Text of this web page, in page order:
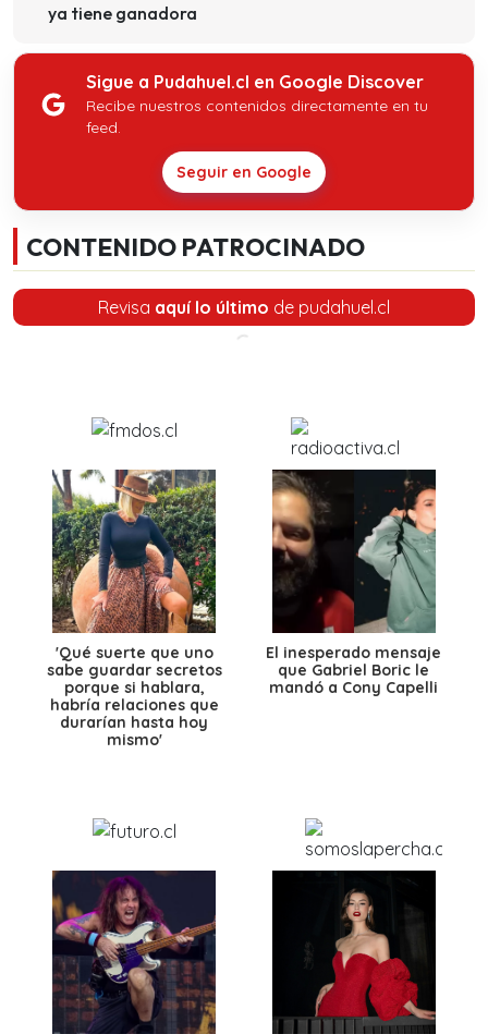
ya tiene ganadora
Sigue a Pudahuel.cl en Google Discover
Recibe nuestros contenidos directamente en tu
feed.
Seguir en Google
CONTENIDO PATROCINADO
Revisa aquí lo último de pudahuel.cl
'Qué suerte que uno
sabe guardar secretos
porque si hablara,
habría relaciones que
durarían hasta hoy
mismo'
El inesperado mensaje
que Gabriel Boric le
mandó a Cony Capelli